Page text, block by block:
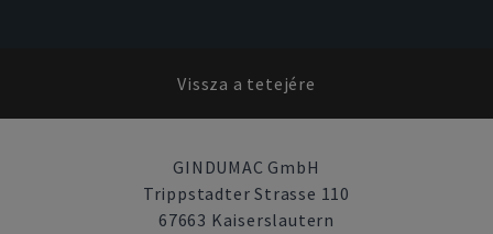
Vissza a tetejére
GINDUMAC GmbH
Trippstadter Strasse 110
67663 Kaiserslautern